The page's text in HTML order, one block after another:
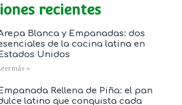
recientes
Blanca y Empanadas: dos
de la cocina latina en
Estados Unidos
más »
Empanada Rellena de Piña: el pan
latino que conquista cada